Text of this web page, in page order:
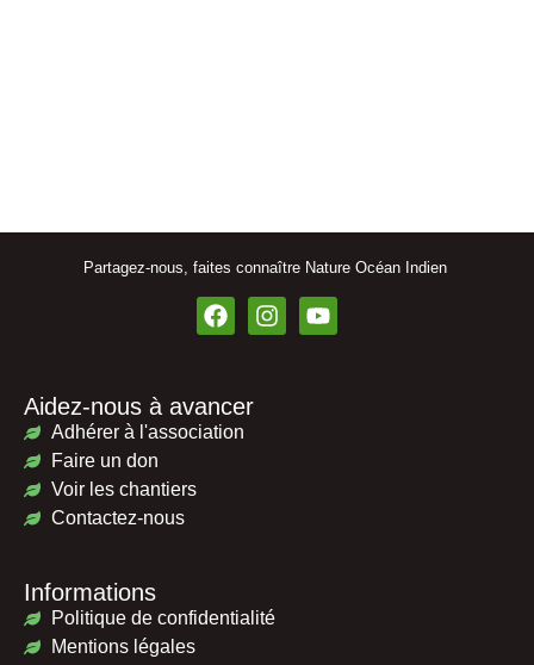
Partagez-nous, faites connaître Nature Océan Indien
Aidez-nous à avancer
Adhérer à l'association
Faire un don
Voir les chantiers
Contactez-nous
Informations
Politique de confidentialité
Mentions légales